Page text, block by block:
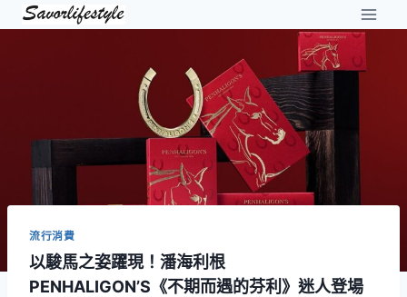
Skip
流行消費
以駿馬之姿躍現！潘海利根
PENHALIGON’S《不期而遇的芬利》迷人登場